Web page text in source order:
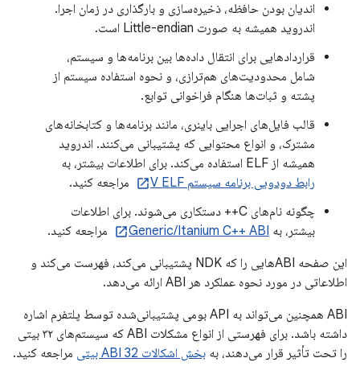
اندیان بودن حافظه، ذخیره‌سازی و بارگذاری در زمان اجرا.
اندروید همیشه به صورت Little-endian است.
قراردادهایی برای انتقال داده‌ها بین برنامه‌ها و سیستم،
شامل محدودیت‌های هم‌ترازی، و نحوه استفاده سیستم از
پشته و ثبات‌ها هنگام فراخوانی توابع.
قالب فایل‌های اجرایی باینری، مانند برنامه‌ها و کتابخانه‌های
مشترک، و انواع محتوایی که پشتیبانی می‌کنند. اندروید
همیشه از ELF استفاده می‌کند. برای اطلاعات بیشتر، به
رابط دودویی برنامه سیستم V ELF
مراجعه کنید.
چگونه نام‌های C++ دستکاری می‌شوند. برای اطلاعات
بیشتر، به Generic/Itanium C++ ABI
مراجعه کنید.
این صفحه ABIهایی را که NDK پشتیبانی می‌کند، فهرست می‌کند و
اطلاعاتی در مورد نحوه عملکرد هر ABI ارائه می‌دهد.
ABI همچنین می‌تواند به API بومی پشتیبانی‌شده توسط پلتفرم اشاره
داشته باشد. برای فهرستی از انواع مشکلات ABI که سیستم‌های ۳۲ بیتی
را تحت تأثیر قرار می‌دهند، به بخش اشکالات ABI 32 بیتی مراجعه کنید.